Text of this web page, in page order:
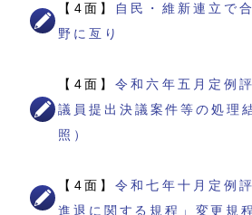
【4面】
自民・維新連立で
野に亙り
【4面】令和六年五月定例
議員提出決議案件等の処理
照）
【4面】令和七年十月定例
進退に関する規程」変更規